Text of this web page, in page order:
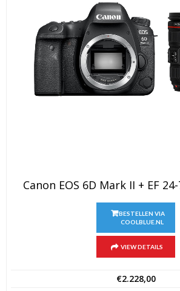
Canon EOS 6D Mark II + EF
BESTELLEN VIA
COOLBLUE.NL
VIEW DETAILS
€2.228,00